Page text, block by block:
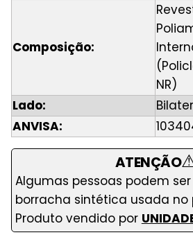
Composição:
NR)
Lado:
ANVISA:
ATENÇÃO
Algumas pessoas podem
borracha sintética usada no
Produto vendido por